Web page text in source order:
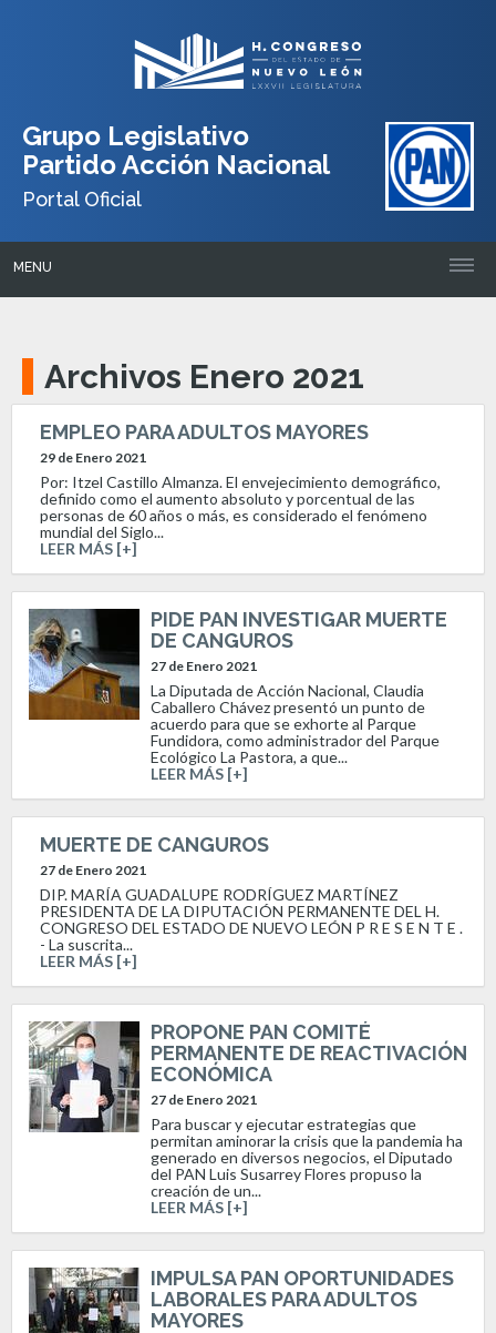
Grupo Legislativo
Partido Acción Nacional
Portal Oficial
MENU
Archivos Enero 2021
EMPLEO PARA ADULTOS MAYORES
29 de Enero 2021
Por: Itzel Castillo Almanza. El envejecimiento demográfico,
definido como el aumento absoluto y porcentual de las
personas de 60 años o más, es considerado el fenómeno
mundial del Siglo...
LEER MÁS [+]
PIDE PAN INVESTIGAR MUERTE
DE CANGUROS
27 de Enero 2021
La Diputada de Acción Nacional, Claudia
Caballero Chávez presentó un punto de
acuerdo para que se exhorte al Parque
Fundidora, como administrador del Parque
Ecológico La Pastora, a que...
LEER MÁS [+]
MUERTE DE CANGUROS
27 de Enero 2021
DIP. MARÍA GUADALUPE RODRÍGUEZ MARTÍNEZ
PRESIDENTA DE LA DIPUTACIÓN PERMANENTE DEL H.
CONGRESO DEL ESTADO DE NUEVO LEÓN P R E S E N T E .
- La suscrita...
LEER MÁS [+]
PROPONE PAN COMITÉ
PERMANENTE DE REACTIVACIÓN
ECONÓMICA
27 de Enero 2021
Para buscar y ejecutar estrategias que
permitan aminorar la crisis que la pandemia ha
generado en diversos negocios, el Diputado
del PAN Luis Susarrey Flores propuso la
creación de un...
LEER MÁS [+]
IMPULSA PAN OPORTUNIDADES
LABORALES PARA ADULTOS
MAYORES